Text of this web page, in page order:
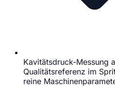
Kavitätsdruck-Messung
Qualitätsreferenz im
reine